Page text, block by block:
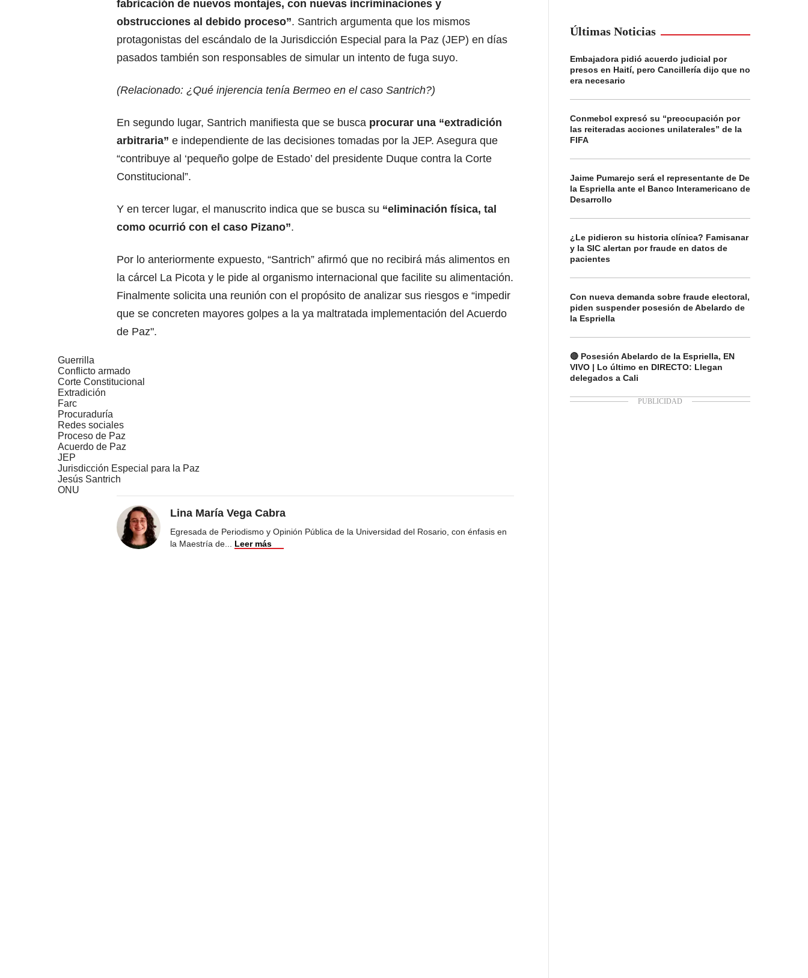
fabricación de nuevos montajes, con nuevas incriminaciones y
obstrucciones al debido proceso”. Santrich argumenta que los mismos
protagonistas del escándalo de la Jurisdicción Especial para la Paz (JEP) en días
pasados también son responsables de simular un intento de fuga suyo.
(Relacionado: ¿Qué injerencia tenía Bermeo en el caso Santrich?)
En segundo lugar, Santrich manifiesta que se busca procurar una “extradición
arbitraria” e independiente de las decisiones tomadas por la JEP. Asegura que
“contribuye al ‘pequeño golpe de Estado’ del presidente Duque contra la Corte
Constitucional”.
Y en tercer lugar, el manuscrito indica que se busca su “eliminación física, tal
como ocurrió con el caso Pizano”.
Por lo anteriormente expuesto, “Santrich” afirmó que no recibirá más alimentos en
la cárcel La Picota y le pide al organismo internacional que facilite su alimentación.
Finalmente solicita una reunión con el propósito de analizar sus riesgos e “impedir
que se concreten mayores golpes a la ya maltratada implementación del Acuerdo
de Paz".
Guerrilla
Conflicto armado
Corte Constitucional
Extradición
Farc
Procuraduría
Redes sociales
Proceso de Paz
Acuerdo de Paz
JEP
Jurisdicción Especial para la Paz
Jesús Santrich
ONU
Lina María Vega Cabra
Egresada de Periodismo y Opinión Pública de la Universidad del Rosario, con énfasis en
la Maestría de
Leer más
Últimas Noticias
Embajadora pidió acuerdo judicial por
presos en Haití, pero Cancillería dijo que no
era necesario
Conmebol expresó su “preocupación por
las reiteradas acciones unilaterales” de la
FIFA
Jaime Pumarejo será el representante de De
la Espriella ante el Banco Interamericano de
Desarrollo
¿Le pidieron su historia clínica? Famisanar
y la SIC alertan por fraude en datos de
pacientes
Con nueva demanda sobre fraude electoral,
piden suspender posesión de Abelardo de
la Espriella
🔴 Posesión Abelardo de la Espriella, EN
VIVO | Lo último en DIRECTO: Llegan
delegados a Cali